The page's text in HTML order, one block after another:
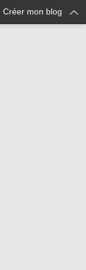
Créer mon blog